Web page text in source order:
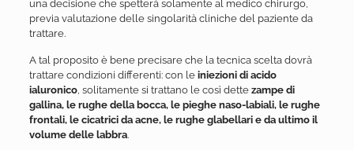
una decisione che spetterà solamente al medico chirurgo,
previa valutazione delle singolarità cliniche del paziente da
trattare.
A tal proposito è bene precisare che la tecnica scelta dovrà
trattare condizioni differenti: con le iniezioni di acido
ialuronico, solitamente si trattano le così dette zampe di
gallina, le rughe della bocca, le pieghe naso-labiali, le rughe
frontali, le cicatrici da acne, le rughe glabellari e da ultimo il
volume delle labbra.